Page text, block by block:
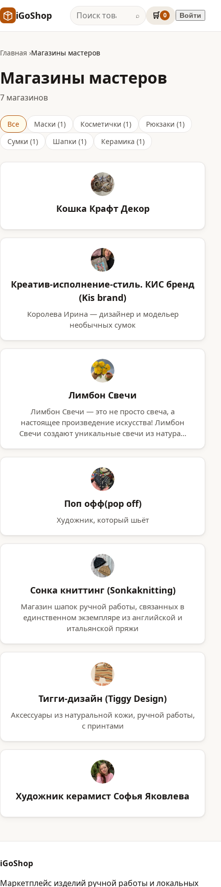
iGoShop ⌕ 🛒 0 Войти
Главная Магазины мастеров
Магазины мастеров
7 магазинов
Все Маски (1) Косметички (1)
Рюкзаки (1)
Сумки (1)
Шапки (1) Керамика (1)
Кошка Крафт Декор
Креатив-исполнение-стиль. КИС бренд
(Kis brand)
Королева Ирина — дизайнер и модельер
необычных сумок
Лимбон Свечи
Лимбон Свечи — это не просто свеча, а
настоящее произведение искусства! Лимбон
Свечи создают уникальные свечи из натура…
Поп офф(pop off)
Художник, который шьёт
Сонка книттинг (Sonkaknitting)
Магазин шапок ручной работы, связанных в
единственном экземпляре из английской и
итальянской пряжи
Тигги-дизайн (Tiggy Design)
Аксессуары из натуральной кожи, ручной работы,
с принтами
Художник керамист Софья Яковлева
iGoShop
Маркетплейс изделий ручной работы и локальных